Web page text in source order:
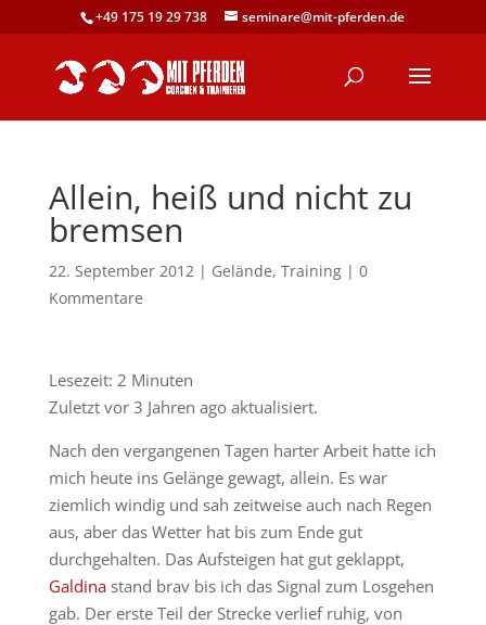
+49 175 19 29 738 seminare@mit-pferden.de
Allein, heiß und nicht zu
bremsen
22. September 2012| Gelände, Training| 0
Kommentare
Lesezeit: 2 Minuten
Zuletzt vor 3 Jahren ago aktualisiert.
Nach den vergangenen Tagen harter Arbeit hatte ich
mich heute ins Gelänge gewagt, allein. Es war
ziemlich windig und sah zeitweise auch nach Regen
aus, aber das Wetter hat bis zum Ende gut
durchgehalten. Das Aufsteigen hat gut geklappt,
Galdinastand brav bis ich das Signal zum Losgehen
gab. Der erste Teil der Strecke verlief ruhig, von